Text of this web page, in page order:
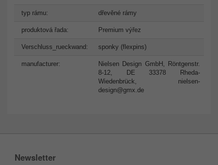
typ rámu: dřevěné rámy
produktová řada: Premium výřez
Verschluss_rueckwand: sponky (flexpins)
manufacturer:
Nielsen Design GmbH, Röntgenstr.
8-12, DE 33378 Rheda-
Wiedenbrück, nielsen-
design@gmx.de
Newsletter